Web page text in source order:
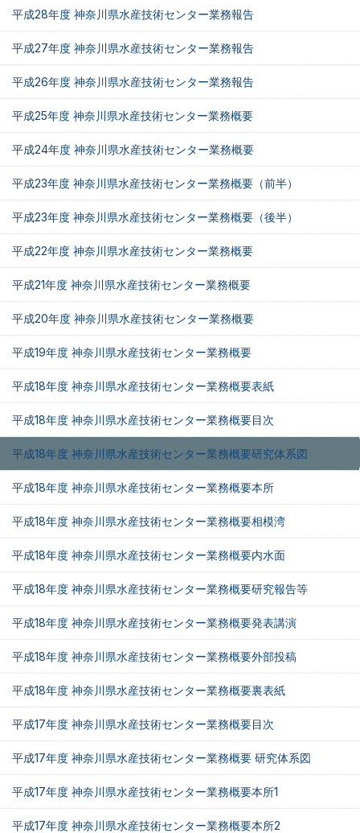
平成28年度 神奈川県水産技術センター業務報告
平成27年度 神奈川県水産技術センター業務報告
平成26年度 神奈川県水産技術センター業務報告
平成25年度 神奈川県水産技術センター業務概要
平成24年度 神奈川県水産技術センター業務概要
平成23年度 神奈川県水産技術センター業務概要（前半）
平成23年度 神奈川県水産技術センター業務概要（後半）
平成22年度 神奈川県水産技術センター業務概要
平成21年度 神奈川県水産技術センター業務概要
平成20年度 神奈川県水産技術センター業務概要
平成19年度 神奈川県水産技術センター業務概要
平成18年度 神奈川県水産技術センター業務概要表紙
平成18年度 神奈川県水産技術センター業務概要目次
平成18年度 神奈川県水産技術センター業務概要研究体系図
平成18年度 神奈川県水産技術センター業務概要本所
平成18年度 神奈川県水産技術センター業務概要相模湾
平成18年度 神奈川県水産技術センター業務概要内水面
平成18年度 神奈川県水産技術センター業務概要研究報告等
平成18年度 神奈川県水産技術センター業務概要発表講演
平成18年度 神奈川県水産技術センター業務概要外部投稿
平成18年度 神奈川県水産技術センター業務概要裏表紙
平成17年度 神奈川県水産技術センター業務概要目次
平成17年度 神奈川県水産技術センター業務概要 研究体系図
平成17年度 神奈川県水産技術センター業務概要本所1
平成17年度 神奈川県水産技術センター業務概要本所2